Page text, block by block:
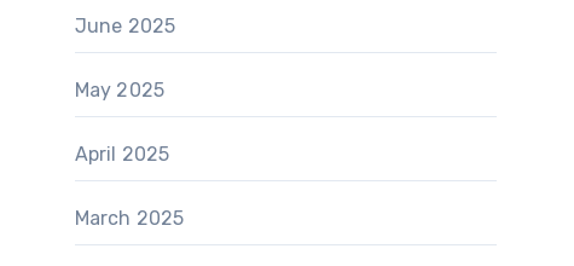
June 2025
May 2025
April 2025
March 2025